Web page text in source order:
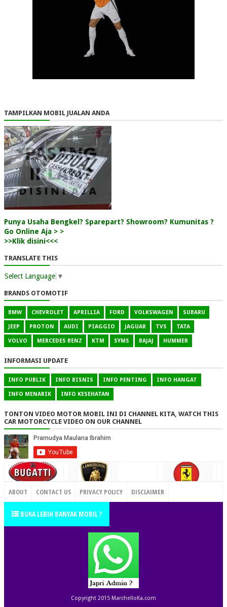
TAMPILKAN MOBIL JUALAN ANDA
Punya Usaha Bengkel? Sparepart? Showroom? Kumunitas ?
Go Online Aja > >
>>Klik disini<<<
TRANSLATE THIS
Select Language ▼
BRANDS OTOMOTIF
BMW CHEVROLET APRILLIA FORD VOLKSWAGEN SUBARU
JEEP PROTON AUDI PIAGGIO JAGUAR TVS TATA
VOLVO MERCEDES BENZ KTM SYMS BAJAJ HUMMER
INFORMASI UPDATE
INFO PUBLIK INFO BISNIS INFO PENTING INFO HANGAT
INFO MENARIK INFO KESEHATAN
TONTON VIDEO MOTOR MOBIL INI DI CHANNEL KITA, WATCH THIS
CAR MOTORCYCLE VIDEO ON OUR CHANNEL
CONTACT US
ABOUT CONTACT US PRIVACY POLICY DISCLAIMER
TERMS OF SERVICE SITEMAP
BUKA LEBIH BANYAK MOBIL ?
Copyright 2015 MarchelloKa.com